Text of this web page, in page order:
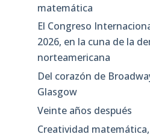
matemática
El Congreso
2026, en la cuna de la
norteamericana
Del corazón de
Glasgow
Veinte años después
Creatividad